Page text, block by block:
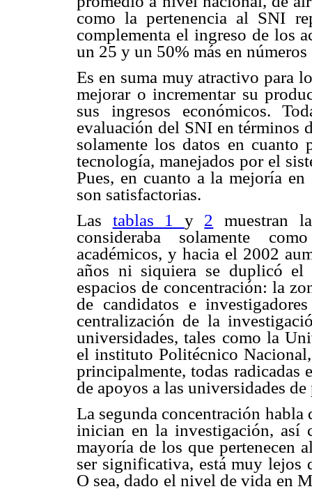
como la pertenencia al SNI
complementa el ingreso de los
un 25 y un 50% más en números
Es en suma muy atractivo para
mejorar o incrementar su
sus ingresos económicos.
evaluación del SNI en términos
solamente los datos en
tecnología, manejados por el
Pues, en cuanto a la mejoría
son satisfactorias.
Las tablas 1 y 2 muestran
consideraba solamente
académicos, y hacia el 2002
años ni siquiera se duplicó
espacios de concentración: la
de candidatos e
centralización de la
universidades, tales como la
el instituto Politécnico
principalmente, todas
de apoyos a las universidades
La segunda concentración
inician en la investigación,
mayoría de los que pertenecen
ser significativa, está muy lejos
O sea, dado el nivel de vida en